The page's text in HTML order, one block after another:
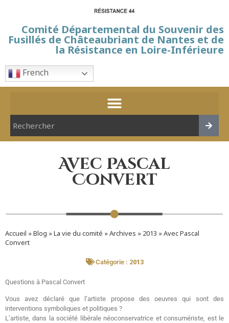
Comité Départemental du Souvenir des
Fusillés de Châteaubriant de Nantes et de
la Résistance en Loire-Inférieure
French
Avec Pascal
Convert
Accueil »Blog »La vie du comité »Archives » 2013 »Avec Pascal
Convert
Catégorie : 2013
Questions à Pascal Convert
Vous avez déclaré que l’artiste propose des oeuvres qui sont des
interventions symboliques et politiques ?
L’artiste, dans la société libérale néoconservatrice et consumériste, est le